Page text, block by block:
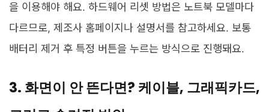
을 이용해야 해요. 하드웨어 리셋 방법은 노트북 모델마다
다르므로, 제조사 홈페이지나 설명서를 참고하세요. 보통
배터리 제거 후 특정 버튼을 누르는 방식으로 진행돼요.
3. 화면이 안 뜬다면? 케이블, 그래픽카드,